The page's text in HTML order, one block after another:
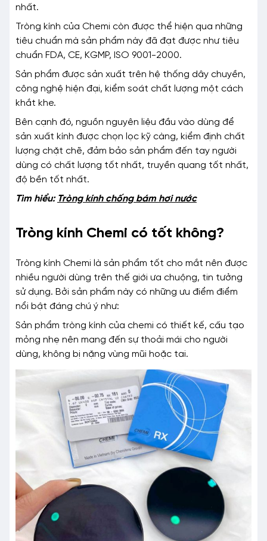
nhất.
Tròng kính của Chemi còn được thể hiện qua những
tiêu chuẩn mà sản phẩm này đã đạt được như tiêu
chuẩn FDA, CE, KGMP, ISO 9001-2000.
Sản phẩm được sản xuất trên hệ thống dây chuyền,
công nghệ hiện đại, kiểm soát chất lượng một cách
khắt khe.
Bên cạnh đó, nguồn nguyên liệu đầu vào dùng để
sản xuất kính được chọn lọc kỹ càng, kiểm định chất
lượng chặt chẽ, đảm bảo sản phẩm đến tay người
dùng có chất lượng tốt nhất, truyền quang tốt nhất,
độ bền tốt nhất.
Tìm hiểu: Tròng kính chống bám hơi nước
Tròng kính Chemi có tốt không?
Tròng kính Chemi là sản phẩm tốt cho mắt nên được
nhiều người dùng trên thế giới ưa chuộng, tin tưởng
sử dụng. Bởi sản phẩm này có những ưu điểm điểm
nổi bật đáng chú ý như:
Sản phẩm tròng kính của chemi có thiết kế, cấu tạo
mỏng nhẹ nên mang đến sự thoải mái cho người
dùng, không bị nặng vùng mũi hoặc tai.